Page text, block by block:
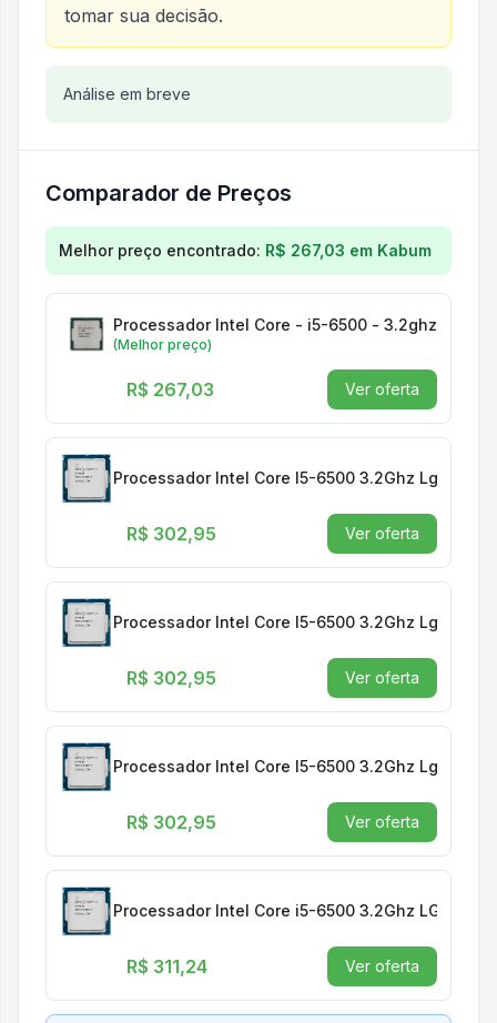
tomar sua decisão.
Análise do produto
Análise em breve
Comparador de Preços
Comparação de preços para Processador Intel
Melhor preço encontrado: R$ 267,03 em Kabum
(Melhor preço)
R$ 267,03 Ver oferta
Processador Intel Core I5-6500 3.2Ghz Lga 1151
R$ 302,95 Ver oferta
Processador Intel Core I5-6500 3.2Ghz Lga 1151
R$ 302,95 Ver oferta
Processador Intel Core I5-6500 3.2Ghz Lga 1151
R$ 302,95 Ver oferta
Processador Intel Core i5-6500 3.2Ghz LGA 1151
R$ 311,24 Ver oferta